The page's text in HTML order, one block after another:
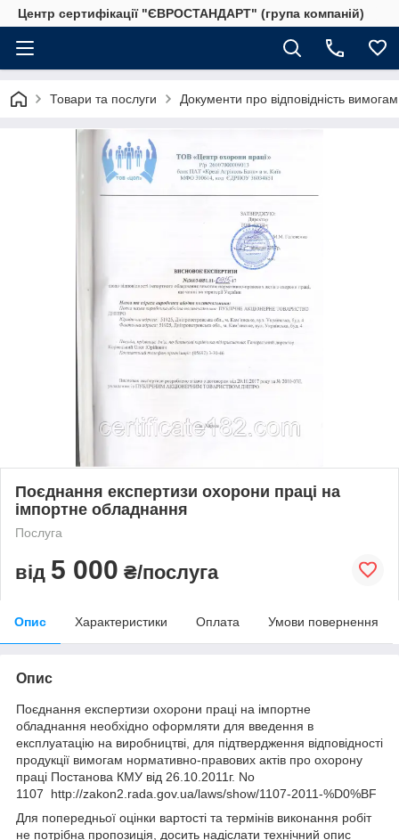
Центр сертифікації "ЄВРОСТАНДАРТ" (група компаній)
Товари та послуги Документи про відповідність
Поєднання експертизи охорони праці на
імпортне обладнання
Послуга
від 5 000 ₴/послуга
Опис Характеристики Оплата Умови повернення
Опис
Поєднання експертизи охорони праці на імпортне
обладнання необхідно оформляти для введення в
експлуатацію на виробництві, для підтвердження відповідності
продукції вимогам нормативно-правових актів про охорону
праці Постанова КМУ від 26.10.2011г. No
1107 http://zakon2.rada.gov.ua/laws/show/1107-2011-%D0%BF
Для попередньої оцінки вартості та термінів виконання робіт
не потрібна пропозиція, досить надіслати технічний опис